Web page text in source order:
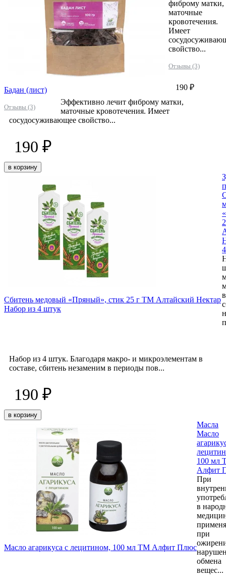
Бадан (лист)
Отзывы (3)
фиброму матки,
маточные
кровотечения.
Имеет
свойство...
Отзывы (3)
190 ₽
Эффективно лечит фиброму матки,
маточные кровотечения. Имеет
сосудосуживающее свойство...
190 ₽
в корзину
Сбитень медовый «Пряный», стик 25 г ТМ Алтайский Нектар
Набор из 4 штук
Набор из 4 штук. Благодаря макро- и микроэлементам в
составе, сбитень незаменим в периоды пов...
190 ₽
в корзину
Масло агарикуса с лецитином, 100 мл ТМ Алфит Плюс
Масла
Масло
100 мл
Алфит
При
в
при
обмена
вещес...